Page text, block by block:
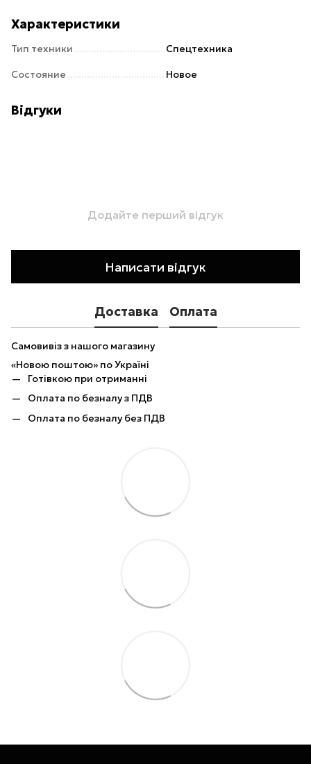
Характеристики
Тип техники Спецтехника
Состояние Новое
Відгуки
Додайте перший відгук
Написати відгук
Доставка Оплата
Самовивіз з нашого магазину
«Новою поштою» по Україні
Готівкою при отриманні
Оплата по безналу з ПДВ
Оплата по безналу без ПДВ